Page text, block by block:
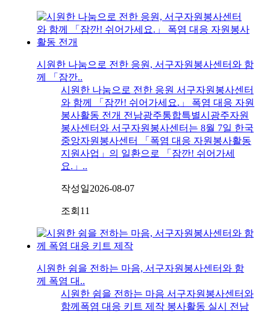
시원한 나눔으로 전한 응원, 서구자원봉사센터와 함
께 「잠깐..
시원한 나눔으로 전한 응원 서구자원봉사센터
와 함께 「잠깐! 쉬어가세요.」 폭염 대응 자원
봉사활동 전개 전남광주통합특별시광주자원
봉사센터와 서구자원봉사센터는 8월 7일 한국
중앙자원봉사센터 「폭염 대응 자원봉사활동
지원사업」의 일환으로 「잠깐! 쉬어가세
요.」..
작성일2026-08-07
조회 11
시원한 쉼을 전하는 마음, 서구자원봉사센터와 함
께 폭염 대..
시원한 쉼을 전하는 마음 서구자원봉사센터와
함께폭염 대응 키트 제작 봉사활동 실시 전남